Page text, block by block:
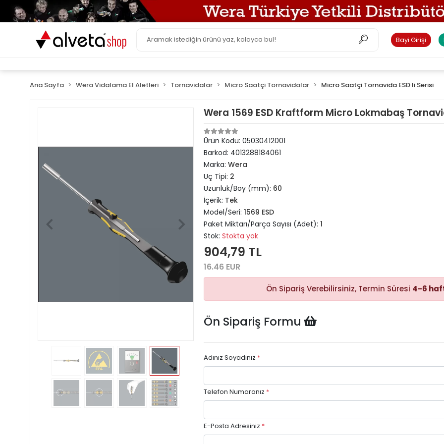
Bayi Girişi
Ana Sayfa Wera Vidalama El Aletleri Tornavidalar Micro Saatçi Tornavidalar Micro Saatçi Tornavida ESD li Serisi
Wera 1569 ESD Kraftform Micro Lokmabaş
Ürün Kodu: 05030412001
Barkod: 4013288184061
Marka: Wera
Uç Tipi: 2
Uzunluk/Boy (mm): 60
İçerik: Tek
Model/Seri: 1569 ESD
Paket Miktarı/Parça Sayısı (Adet): 1
Stok: Stokta yok
904,79 TL
16.46 EUR
Ön Sipariş Verebilirsiniz, Termin Süresi 4-6
Ön Sipariş Formu
Adınız Soyadınız *
Telefon Numaranız *
E-Posta Adresiniz *
ekleyerek
adımına
Stok
avantajı.